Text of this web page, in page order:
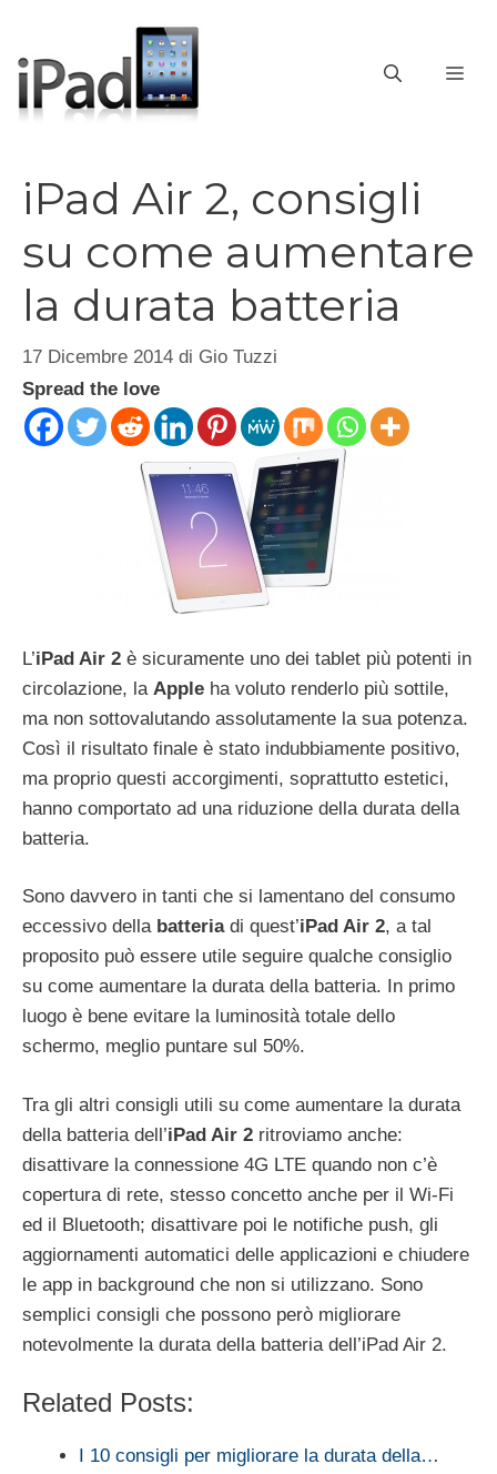
contenuto
iPad Air 2, consigli
su come aumentare
la durata batteria
17 Dicembre 2014 di Gio Tuzzi
Spread the love
L’iPad Air 2 è sicuramente uno dei tablet più potenti in
circolazione, la Apple ha voluto renderlo più sottile,
ma non sottovalutando assolutamente la sua potenza.
Così il risultato finale è stato indubbiamente positivo,
ma proprio questi accorgimenti, soprattutto estetici,
hanno comportato ad una riduzione della durata della
batteria.
Sono davvero in tanti che si lamentano del consumo
eccessivo della batteriadi quest’iPad Air 2, a tal
proposito può essere utile seguire qualche consiglio
su come aumentare la durata della batteria. In primo
luogo è bene evitare la luminosità totale dello
schermo, meglio puntare sul 50%.
Tra gli altri consigli utili su come aumentare la durata
della batteria dell’iPad Air 2 ritroviamo anche:
disattivare la connessione 4G LTE quando non c’è
copertura di rete, stesso concetto anche per il Wi-Fi
ed il Bluetooth; disattivare poi le notifiche push, gli
aggiornamenti automatici delle applicazioni e chiudere
le app in background che non si utilizzano. Sono
semplici consigli che possono però migliorare
notevolmente la durata della batteria dell’iPad Air 2.
Related Posts:
I 10 consigli per migliorare la durata della…